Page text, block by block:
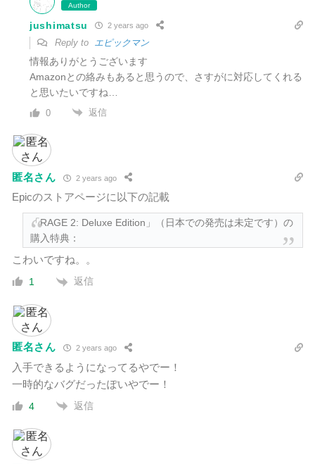
Author
jushimatsu 2 years ago
Reply to エピックマン
情報ありがとうございます
Amazonとの絡みもあると思うので、さすがに対応してくれる
と思いたいですね…
0 返信
匿名さん 2 years ago
Epicのストアページに以下の記載
「RAGE 2: Deluxe Edition」（日本での発売は未定です）の
購入特典：
こわいですね。。
1 返信
匿名さん 2 years ago
入手できるようになってるやでー！
一時的なバグだったぽいやでー！
4 返信